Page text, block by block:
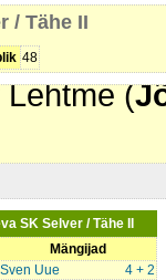
/ Tähe II
48
(
(
SK Selver / Tähe II
Mängijad
4 + 2
Sven Uue